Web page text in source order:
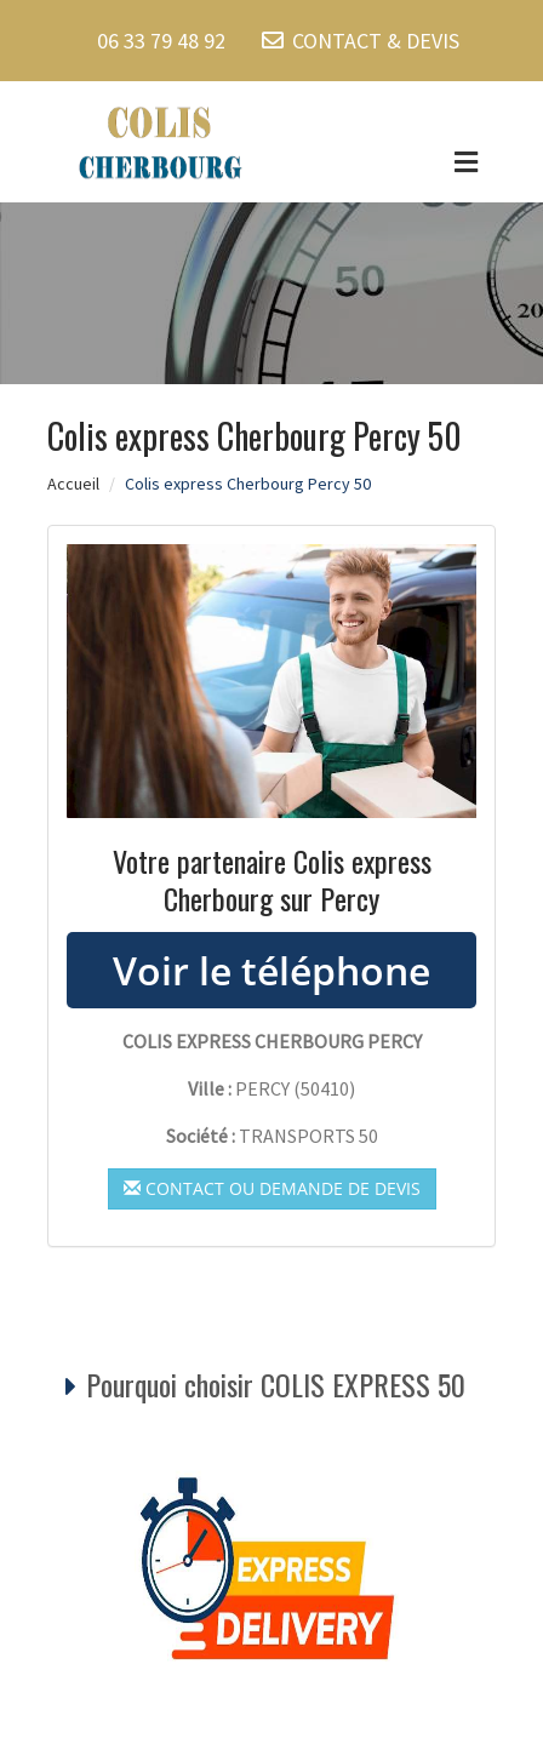
06 33 79 48 92 CONTACT & DEVIS
Colis express Cherbourg Percy 50
Accueil Colis express Cherbourg Percy 50
Votre partenaire Colis express
Cherbourg sur Percy
COLIS EXPRESS CHERBOURG PERCY
Ville : PERCY (50410)
Société : TRANSPORTS 50
CONTACT OU DEMANDE DE DEVIS
Pourquoi choisir COLIS EXPRESS 50